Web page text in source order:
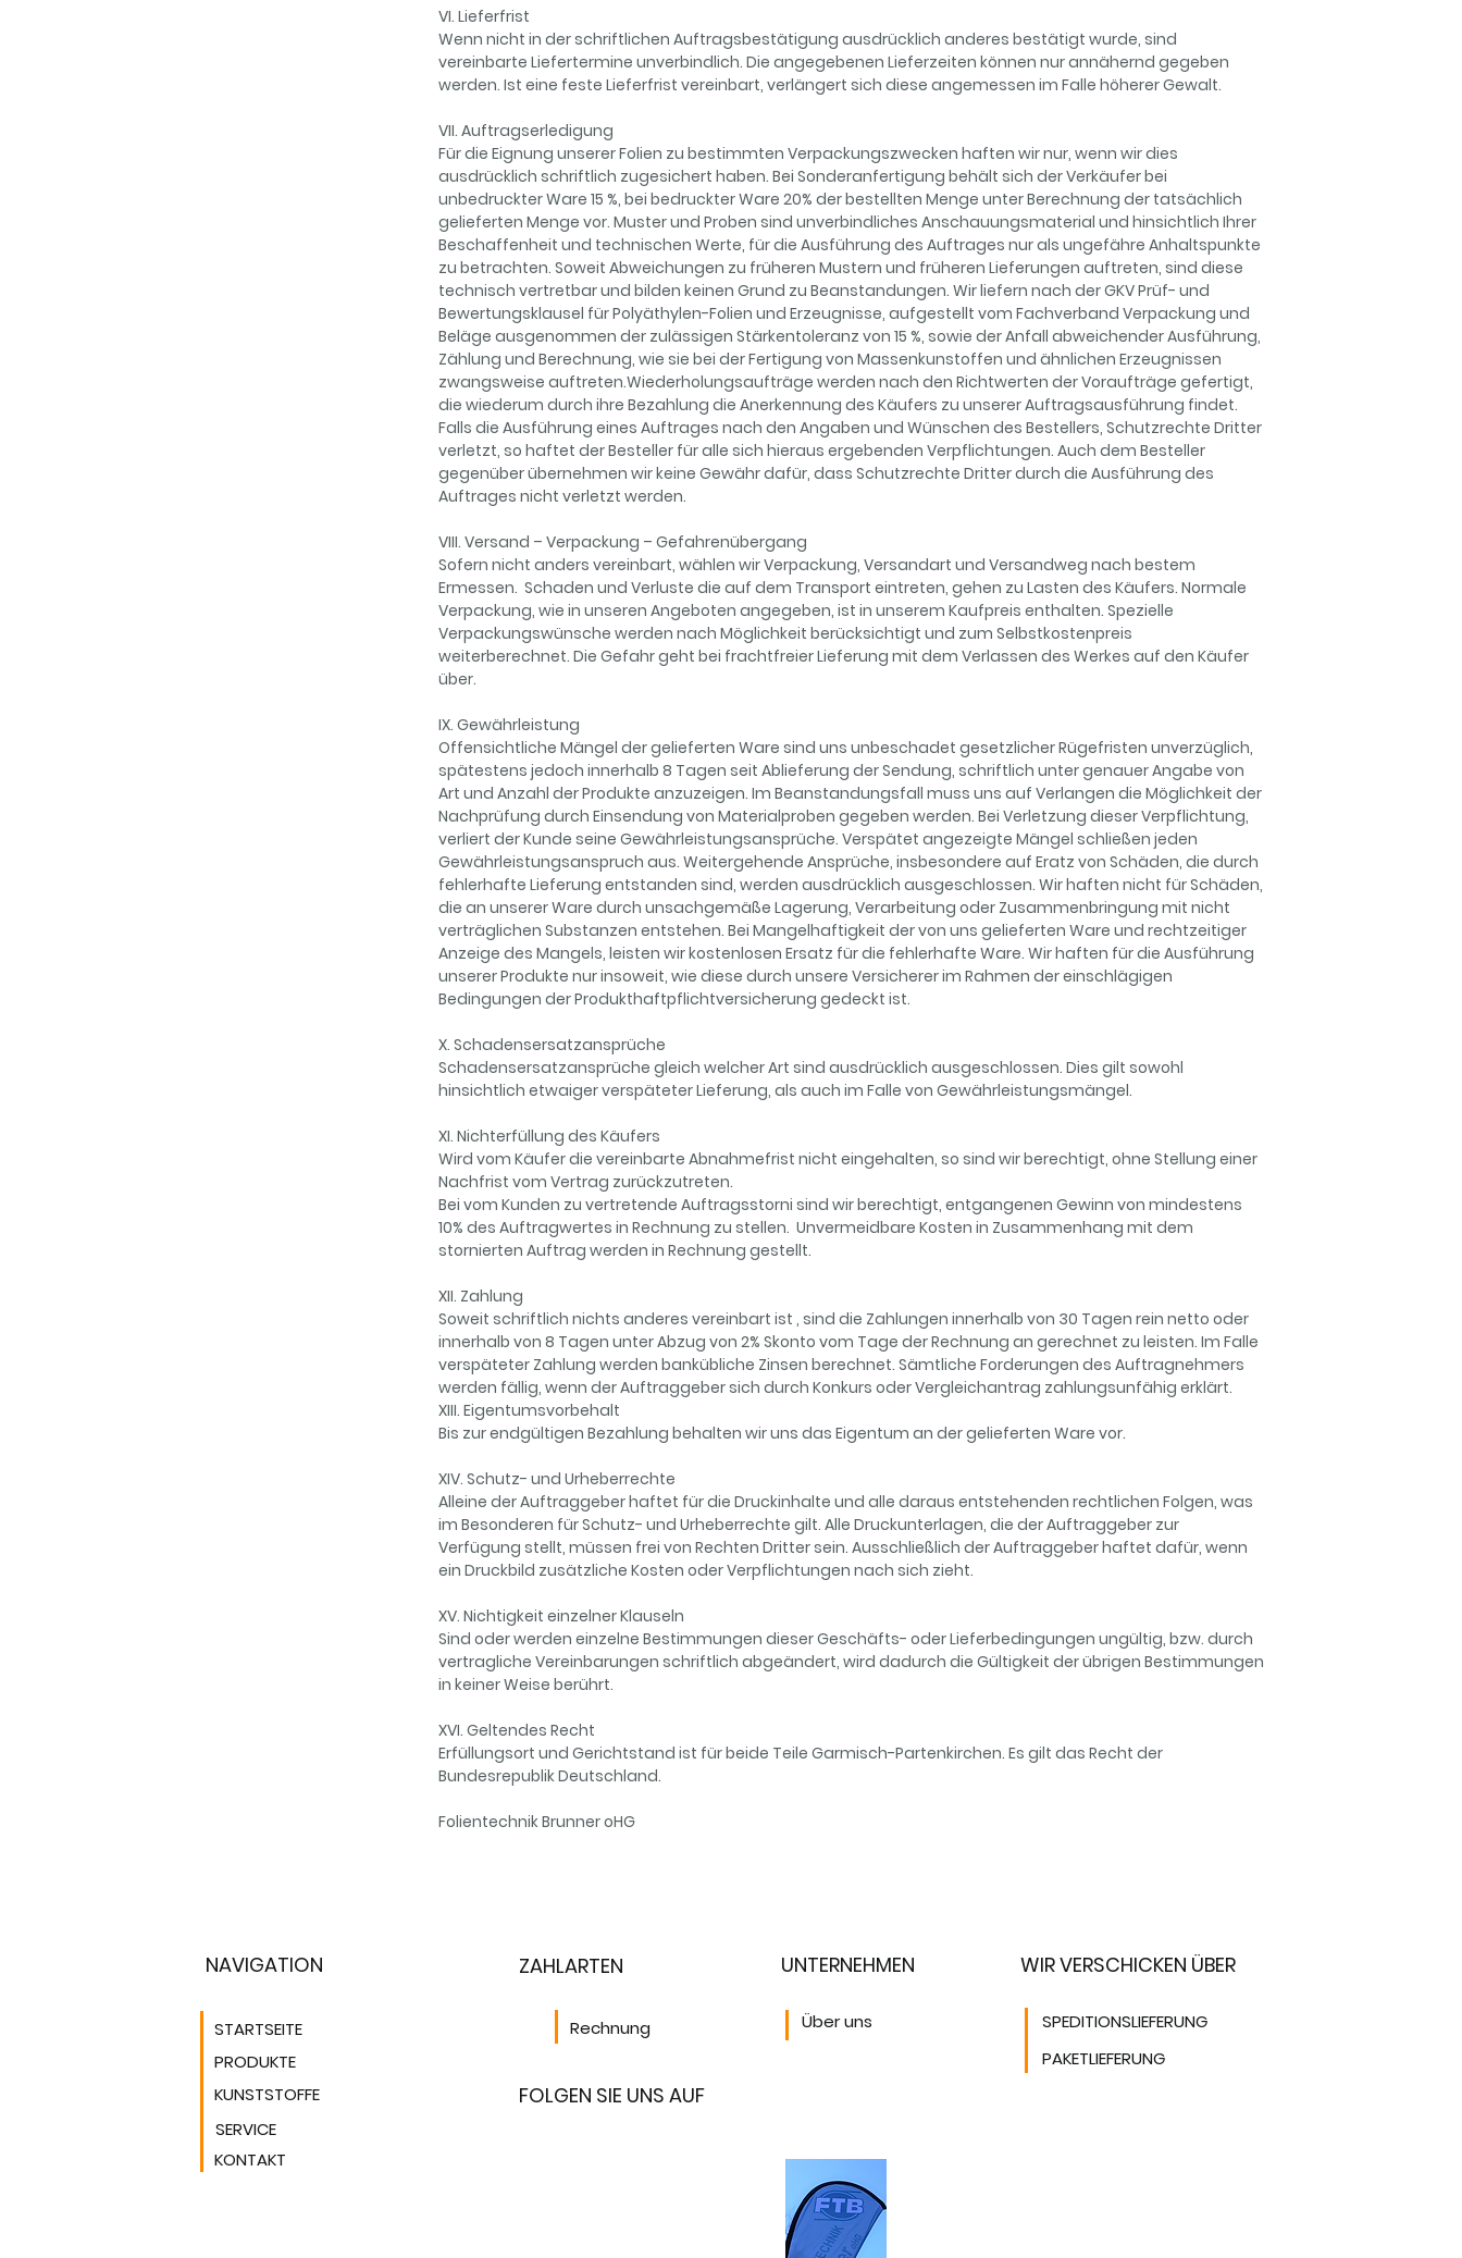
VI. Lieferfrist
Wenn nicht in der schriftlichen Auftragsbestätigung ausdrücklich anderes bestätigt wurde, sind
vereinbarte Liefertermine unverbindlich. Die angegebenen Lieferzeiten können nur annähernd gegeben
werden. Ist eine feste Lieferfrist vereinbart, verlängert sich diese angemessen im Falle höherer Gewalt.
VII. Auftragserledigung
Für die Eignung unserer Folien zu bestimmten Verpackungszwecken haften wir nur, wenn wir dies
ausdrücklich schriftlich zugesichert haben. Bei Sonderanfertigung behält sich der Verkäufer bei
unbedruckter Ware 15 %, bei bedruckter Ware 20% der bestellten Menge unter Berechnung der tatsächlich
gelieferten Menge vor. Muster und Proben sind unverbindliches Anschauungsmaterial und hinsichtlich Ihrer
Beschaffenheit und technischen Werte, für die Ausführung des Auftrages nur als ungefähre Anhaltspunkte
zu betrachten. Soweit Abweichungen zu früheren Mustern und früheren Lieferungen auftreten, sind diese
technisch vertretbar und bilden keinen Grund zu Beanstandungen. Wir liefern nach der GKV Prüf- und
Bewertungsklausel für Polyäthylen-Folien und Erzeugnisse, aufgestellt vom Fachverband Verpackung und
Beläge ausgenommen der zulässigen Stärkentoleranz von 15 %, sowie der Anfall abweichender Ausführung,
Zählung und Berechnung, wie sie bei der Fertigung von Massenkunstoffen und ähnlichen Erzeugnissen
zwangsweise auftreten.Wiederholungsaufträge werden nach den Richtwerten der Voraufträge gefertigt,
die wiederum durch ihre Bezahlung die Anerkennung des Käufers zu unserer Auftragsausführung findet.
Falls die Ausführung eines Auftrages nach den Angaben und Wünschen des Bestellers, Schutzrechte Dritter
verletzt, so haftet der Besteller für alle sich hieraus ergebenden Verpflichtungen. Auch dem Besteller
gegenüber übernehmen wir keine Gewähr dafür, dass Schutzrechte Dritter durch die Ausführung des
Auftrages nicht verletzt werden.
VIII. Versand – Verpackung – Gefahrenübergang
Sofern nicht anders vereinbart, wählen wir Verpackung, Versandart und Versandweg nach bestem
Ermessen. Schaden und Verluste die auf dem Transport eintreten, gehen zu Lasten des Käufers. Normale
Verpackung, wie in unseren Angeboten angegeben, ist in unserem Kaufpreis enthalten. Spezielle
Verpackungswünsche werden nach Möglichkeit berücksichtigt und zum Selbstkostenpreis
weiterberechnet. Die Gefahr geht bei frachtfreier Lieferung mit dem Verlassen des Werkes auf den Käufer
über.
IX. Gewährleistung
Offensichtliche Mängel der gelieferten Ware sind uns unbeschadet gesetzlicher Rügefristen unverzüglich,
spätestens jedoch innerhalb 8 Tagen seit Ablieferung der Sendung, schriftlich unter genauer Angabe von
Art und Anzahl der Produkte anzuzeigen. Im Beanstandungsfall muss uns auf Verlangen die Möglichkeit der
Nachprüfung durch Einsendung von Materialproben gegeben werden. Bei Verletzung dieser Verpflichtung,
verliert der Kunde seine Gewährleistungsansprüche. Verspätet angezeigte Mängel schließen jeden
Gewährleistungsanspruch aus. Weitergehende Ansprüche, insbesondere auf Eratz von Schäden, die durch
fehlerhafte Lieferung entstanden sind, werden ausdrücklich ausgeschlossen. Wir haften nicht für Schäden,
die an unserer Ware durch unsachgemäße Lagerung, Verarbeitung oder Zusammenbringung mit nicht
verträglichen Substanzen entstehen. Bei Mangelhaftigkeit der von uns gelieferten Ware und rechtzeitiger
Anzeige des Mangels, leisten wir kostenlosen Ersatz für die fehlerhafte Ware. Wir haften für die Ausführung
unserer Produkte nur insoweit, wie diese durch unsere Versicherer im Rahmen der einschlägigen
Bedingungen der Produkthaftpflichtversicherung gedeckt ist.
X. Schadensersatzansprüche
Schadensersatzansprüche gleich welcher Art sind ausdrücklich ausgeschlossen. Dies gilt sowohl
hinsichtlich etwaiger verspäteter Lieferung, als auch im Falle von Gewährleistungsmängel.
XI. Nichterfüllung des Käufers
Wird vom Käufer die vereinbarte Abnahmefrist nicht eingehalten, so sind wir berechtigt, ohne Stellung einer
Nachfrist vom Vertrag zurückzutreten.
Bei vom Kunden zu vertretende Auftragsstorni sind wir berechtigt, entgangenen Gewinn von mindestens
10% des Auftragwertes in Rechnung zu stellen. Unvermeidbare Kosten in Zusammenhang mit dem
stornierten Auftrag werden in Rechnung gestellt.
XII. Zahlung
Soweit schriftlich nichts anderes vereinbart ist , sind die Zahlungen innerhalb von 30 Tagen rein netto oder
innerhalb von 8 Tagen unter Abzug von 2% Skonto vom Tage der Rechnung an gerechnet zu leisten. Im Falle
verspäteter Zahlung werden bankübliche Zinsen berechnet. Sämtliche Forderungen des Auftragnehmers
werden fällig, wenn der Auftraggeber sich durch Konkurs oder Vergleichantrag zahlungsunfähig erklärt.
XIII. Eigentumsvorbehalt
Bis zur endgültigen Bezahlung behalten wir uns das Eigentum an der gelieferten Ware vor.
XIV. Schutz- und Urheberrechte
Alleine der Auftraggeber haftet für die Druckinhalte und alle daraus entstehenden rechtlichen Folgen, was
im Besonderen für Schutz- und Urheberrechte gilt. Alle Druckunterlagen, die der Auftraggeber zur
Verfügung stellt, müssen frei von Rechten Dritter sein. Ausschließlich der Auftraggeber haftet dafür, wenn
ein Druckbild zusätzliche Kosten oder Verpflichtungen nach sich zieht.
XV. Nichtigkeit einzelner Klauseln
Sind oder werden einzelne Bestimmungen dieser Geschäfts- oder Lieferbedingungen ungültig, bzw. durch
vertragliche Vereinbarungen schriftlich abgeändert, wird dadurch die Gültigkeit der übrigen Bestimmungen
in keiner Weise berührt.
XVI. Geltendes Recht
Erfüllungsort und Gerichtstand ist für beide Teile Garmisch-Partenkirchen. Es gilt das Recht der
Bundesrepublik Deutschland.
Folientechnik Brunner oHG
NAVIGATION
STARTSEITE
PRODUKTE
KUNSTSTOFFE
SERVICE
KONTAKT
ZAHLARTEN
Rechnung
FOLGEN SIE UNS AUF
UNTERNEHMEN
Über uns
WIR VERSCHICKEN ÜBER
SPEDITIONSLIEFERUNG
PAKETLIEFERUNG